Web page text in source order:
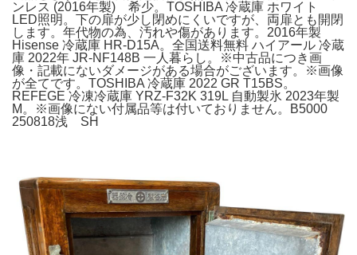
ンレス (2016年製) 希少。TOSHIBA 冷蔵庫 ホワイト
LED照明。下の扉が少し閉めにくいですが、両扉とも開閉
します。年代物の為、汚れや傷があります。2016年製
Hisense 冷蔵庫 HR-D15A。全国送料無料 ハイアール 冷蔵
庫 2022年 JR-NF148B 一人暮らし。※中古品につき画
像・記載にないダメージがある場合がございます。※画像
が全てです。TOSHIBA 冷蔵庫 2022 GR T15BS。
REFEGE 冷凍冷蔵庫 YRZ-F32K 319L 自動製氷 2023年製
M。※画像にない付属品等は付いておりません。B5000
250818浅 SH